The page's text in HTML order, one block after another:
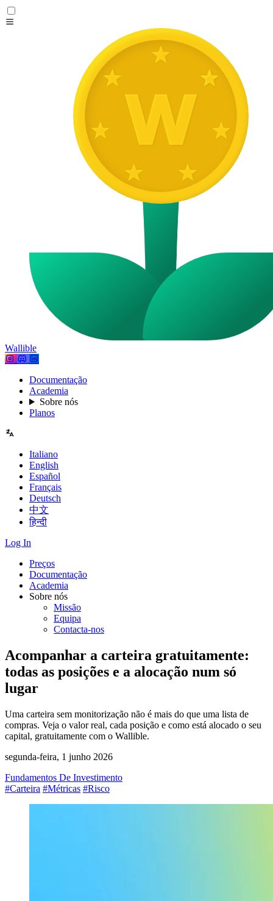
Wallible
Documentação
Academia
Sobre nós
Planos
Italiano
English
Español
Français
Deutsch
中文
हिन्दी
Log In
Preços
Documentação
Academia
Sobre nós
Missão
Equipa
Contacta-nos
Acompanhar a carteira gratuitamente:
todas as posições e a alocação num só
lugar
Uma carteira sem monitorização não é mais do que uma lista de
compras. Veja o valor real, cada posição e como está alocado o seu
capital, gratuitamente com o Wallible.
segunda-feira, 1 junho 2026
Fundamentos De Investimento
#Carteira #Métricas #Risco